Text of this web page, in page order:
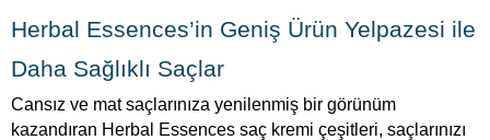
Herbal Essences’in Geniş Ürün Yelpazesi ile
Daha Sağlıklı Saçlar
Cansız ve mat saçlarınıza yenilenmiş bir görünüm
kazandıran Herbal Essences saç kremi çeşitleri, saçlarınızı